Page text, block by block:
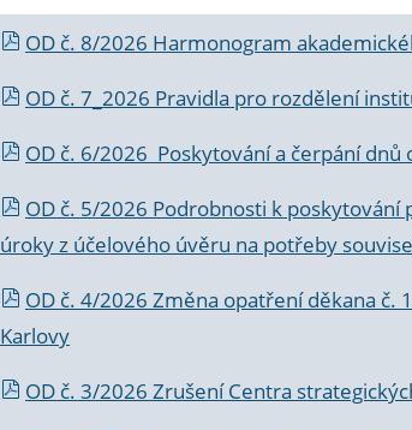
OD č. 8/2026 Harmonogram
OD č. 7_2026 Pravidla pro rozdělení
OD č. 6/2026 Poskytování a čerpání
OD č. 5/2026 Podrobnosti k
úroky z účelového úvěru na potřeby
OD č. 4/2026 Změna opatření děkana č.
Karlovy
OD č. 3/2026 Zrušení Centra